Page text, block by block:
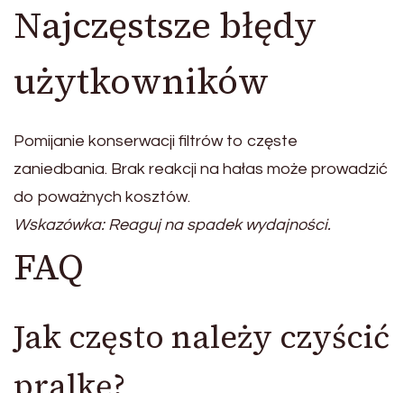
Najczęstsze błędy
użytkowników
Pomijanie konserwacji filtrów to częste
zaniedbania. Brak reakcji na hałas może prowadzić
do poważnych kosztów.
Wskazówka: Reaguj na spadek wydajności.
FAQ
Jak często należy czyścić